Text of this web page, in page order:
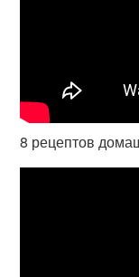
8 рецептов